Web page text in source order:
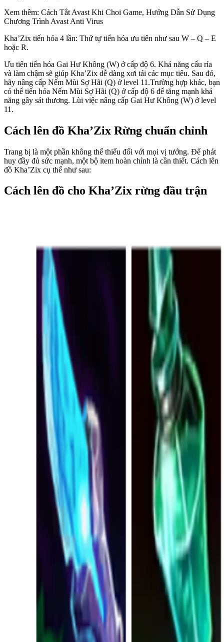
Xem thêm: Cách Tắt Avast Khi Choi Game, Hướng Dẫn Sử Dụng
Chương Trình Avast Anti Virus
Kha’Zix tiến hóa 4 lần: Thứ tự tiến hóa ưu tiên như sau W – Q – E
hoặc R.
Ưu tiên tiến hóa Gai Hư Không (W) ở cấp độ 6. Khả năng cấu rỉa
và làm chậm sẽ giúp Kha’Zix dễ dàng xơi tái các mục tiêu. Sau đó,
hãy nâng cấp Nếm Mùi Sợ Hãi (Q) ở level 11.Trường hợp khác, bạn
có thể tiến hóa Nếm Mùi Sợ Hãi (Q) ở cấp độ 6 để tăng mạnh khả
năng gây sát thương. Lùi việc nâng cấp Gai Hư Không (W) ở level
11.
Cách lên đồ Kha’Zix Rừng chuẩn chỉnh
Trang bị là một phần không thể thiếu đối với mọi vị tướng. Để phát
huy đầy đủ sức mạnh, một bộ item hoàn chỉnh là cần thiết. Cách lên
đồ Kha’Zix cụ thể như sau:
Cách lên đồ cho Kha’Zix rừng đầu trận